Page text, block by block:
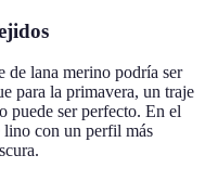
de lana merino podría ser
para la primavera, un traje
puede ser perfecto. En el
lino con un perfil más